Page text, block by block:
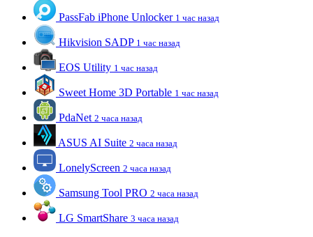
PassFab iPhone Unlocker 1 час назад
Hikvision SADP 1 час назад
EOS Utility 1 час назад
Sweet Home 3D Portable 1 час назад
PdaNet 2 часа назад
ASUS AI Suite 2 часа назад
LonelyScreen 2 часа назад
Samsung Tool PRO 2 часа назад
LG SmartShare 3 часа назад